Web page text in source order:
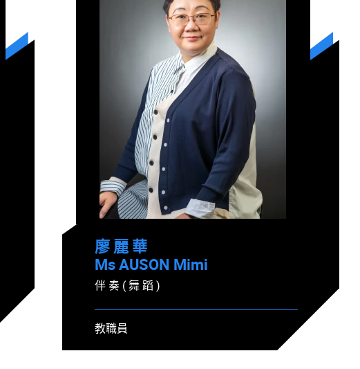
廖 麗 華
Ms AUSON Mimi
伴 奏 ( 舞 蹈 )
教職員